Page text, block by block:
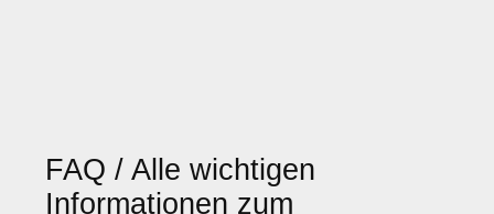
FAQ / Alle wichtigen
Informationen zum